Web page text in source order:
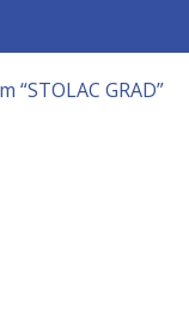
“STOLAC GRAD”